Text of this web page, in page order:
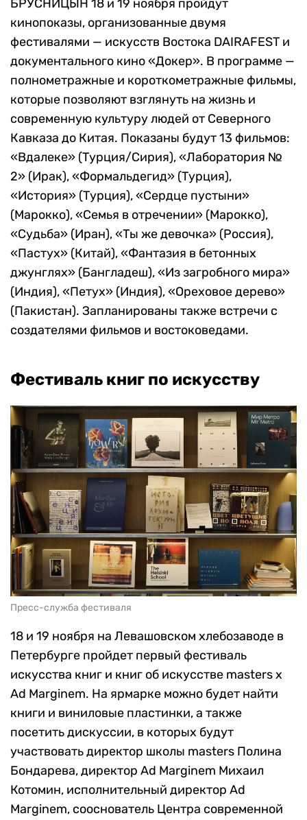
БРУСНИЦЫН 18 и 19 ноября пройдут
кинопоказы, организованные двумя
фестивалями — искусств Востока DAIRAFEST и
документального кино «Докер». В программе —
полнометражные и короткометражные фильмы,
которые позволяют взглянуть на жизнь и
современную культуру людей от Северного
Кавказа до Китая. Показаны будут 13 фильмов:
«Вдалеке» (Турция/Сирия), «Лаборатория №
2» (Ирак), «Формальдегид» (Турция),
«История» (Турция), «Сердце пустыни»
(Марокко), «Семья в отречении» (Марокко),
«Судьба» (Иран), «Ты же девочка» (Россия),
«Пастух» (Китай), «Фантазия в бетонных
джунглях» (Бангладеш), «Из загробного мира»
(Индия), «Петух» (Индия), «Ореховое дерево»
(Пакистан). Запланированы также встречи с
создателями фильмов и востоковедами.
Фестиваль книг по искусству
Пресс-служба фестиваля
18 и 19 ноября на Левашовском хлебозаводе в
Петербурге пройдет первый фестиваль
искусства книг и книг об искусстве masters х
Ad Marginem. На ярмарке можно будет найти
книги и виниловые пластинки, а также
посетить дискуссии, в которых будут
участвовать директор школы masters Полина
Бондарева, директор Ad Marginem Михаил
Котомин, исполнительный директор Ad
Marginem, сооснователь Центра современной